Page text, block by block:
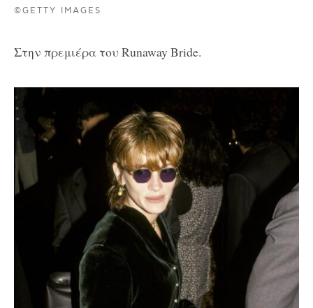
©GETTY IMAGES
Στην πρεμιέρα του Runaway Bride.